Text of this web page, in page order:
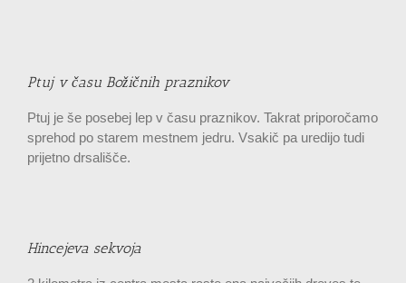
Ptuj v času Božičnih praznikov
Ptuj je še posebej lep v času praznikov. Takrat priporočamo
sprehod po starem mestnem jedru. Vsakič pa uredijo tudi
prijetno drsališče.
Hincejeva sekvoja